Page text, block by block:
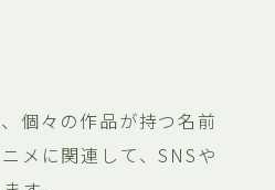
個々の作品が持つ名前
メに関連して、SNSや